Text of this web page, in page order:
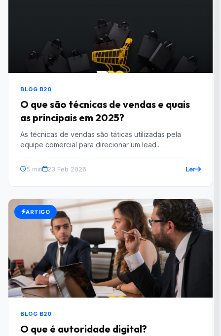
BLOG B20
O que são técnicas de vendas e quais
as principais em 2025?
As técnicas de vendas são táticas utilizadas pela
equipe comercial para direcionar um lead...
5 min 23 Feb 2026 Ler
ARTIGO
BLOG B20
O que é autoridade digital?